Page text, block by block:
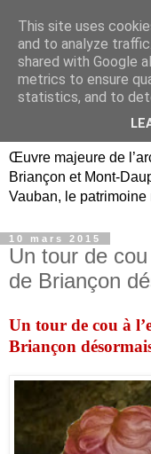
Vauban
Œuvre majeure de
Briançon et Mont-
Vauban, le patrimoine
10 mars 2015
Un tour de
de Briançon
Un tour de cou à
Briançon
This site uses
and to analyze
shared with Google
metrics to ensure
statistics, and to